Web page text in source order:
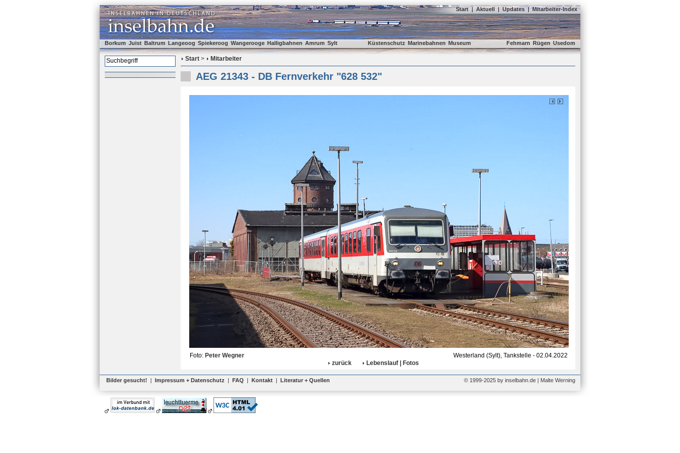
Start | Aktuell | Updates | Mitarbeiter-Index
Borkum Juist Baltrum Langeoog Spiekeroog Wangerooge Halligbahnen Amrum Sylt Küstenschutz Marinebahnen Museum Fehmarn Rügen Usedom
Start > Mitarbeiter
AEG 21343 - DB Fernverkehr "628 532"
Foto: Peter Wegner
Westerland (Sylt), Tankstelle - 02.04.2022
zurück
Lebenslauf | Fotos
Bilder gesucht! | Impressum + Datenschutz | FAQ | Kontakt | Literatur + Quellen © 1999-2025 by inselbahn.de | Malte Werning